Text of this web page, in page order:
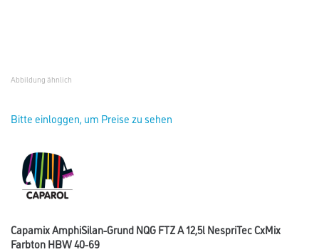
Abbildung ähnlich
Bitte einloggen, um Preise zu sehen
Capamix AmphiSilan-Grund NQG FTZ A 12,5l NespriTec CxMix
Farbton HBW 40-69